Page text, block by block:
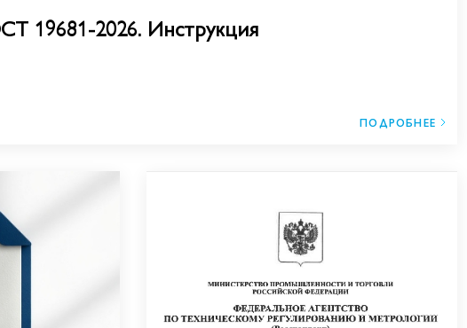
19681-2026. Инструкция
ПОДРОБНЕЕ